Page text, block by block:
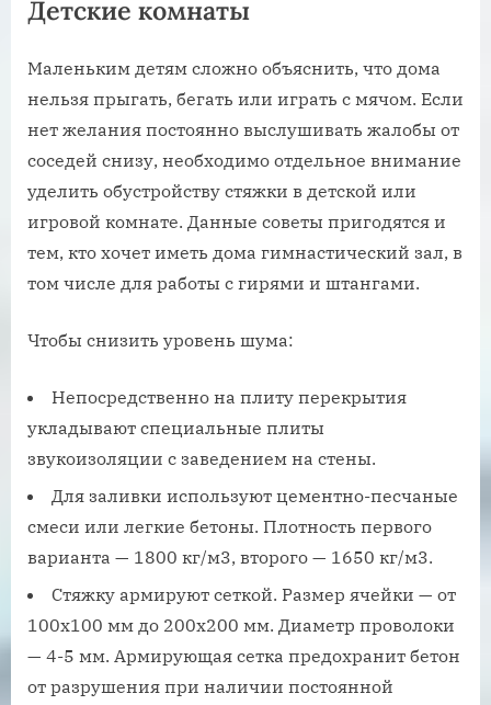
Детские комнаты
Маленьким детям сложно объяснить, что дома
нельзя прыгать, бегать или играть с мячом. Если
нет желания постоянно выслушивать жалобы от
соседей снизу, необходимо отдельное внимание
уделить обустройству стяжки в детской или
игровой комнате. Данные советы пригодятся и
тем, кто хочет иметь дома гимнастический зал, в
том числе для работы с гирями и штангами.
Чтобы снизить уровень шума:
Непосредственно на плиту перекрытия
укладывают специальные плиты
звукоизоляции с заведением на стены.
Для заливки используют цементно-песчаные
смеси или легкие бетоны. Плотность первого
варианта — 1800 кг/м3, второго — 1650 кг/м3.
Стяжку армируют сеткой. Размер ячейки — от
100х100 мм до 200х200 мм. Диаметр проволоки
— 4-5 мм. Армирующая сетка предохранит бетон
от разрушения при наличии постоянной